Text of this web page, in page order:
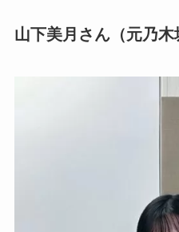
山下美月さん（元乃木